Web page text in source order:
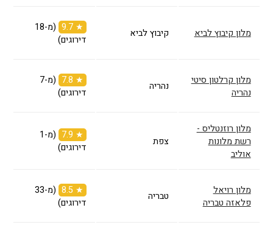
מלון קיבוץ לביא קיבוץ לביא ★ 9.7
(מ-18
דירוגים)
מלון קרלטון סיטי
נהריה
נהריה ★ 7.8
(מ-7
דירוגים)
מלון רוזנטליס -
רשת מלונות
אוליב
צפת
★ 7.9
(מ-1
דירוגים)
מלון רויאל
פלאזה טבריה
טבריה ★ 8.5
(מ-33
דירוגים)